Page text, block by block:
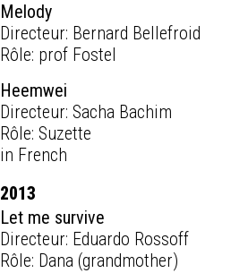
Melody
Directeur: Bernard Bellefroid
Rôle: prof Fostel
Heemwei
Directeur: Sacha Bachim
Rôle: Suzette
in French
2013
Let me survive
Directeur: Eduardo Rossoff
Rôle: Dana (grandmother)